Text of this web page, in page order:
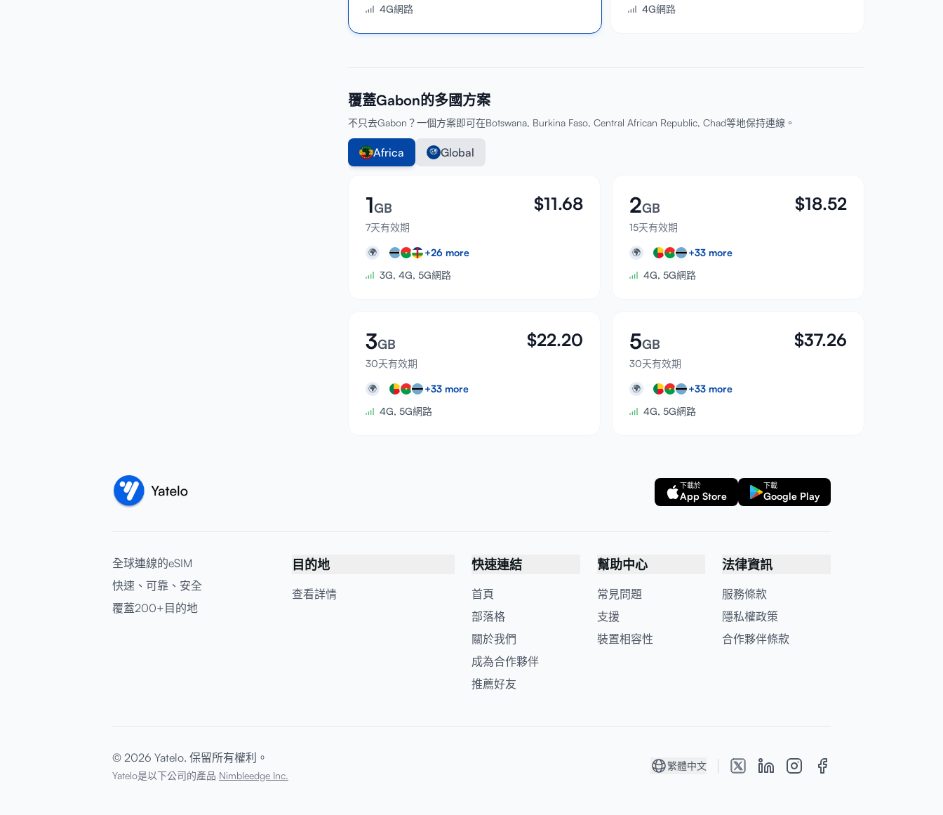
4G網路 4G網路
覆蓋Gabon的多國方案
不只去Gabon？一個方案即可在Botswana, Burkina Faso, Central African Republic, Chad等地保持連線。
Africa Global
1GB
7天有效期
$11.68
🌍 +26 more
3G, 4G, 5G網路
2GB
15天有效期
$18.52
🌍 +33 more
4G, 5G網路
3GB
30天有效期
$22.20
🌍 +33 more
4G, 5G網路
5GB
30天有效期
$37.26
🌍 +33 more
4G, 5G網路
下載於
App Store
下載
Google Play
全球連線的eSIM
快速、可靠、安全
覆蓋200+目的地
目的地
查看詳情
快速連結
首頁
部落格
關於我們
成為合作夥伴
推薦好友
幫助中心
常見問題
支援
裝置相容性
法律資訊
服務條款
隱私權政策
合作夥伴條款
© 2026 Yatelo. 保留所有權利。
Yatelo是以下公司的產品 Nimbleedge Inc.
繁體中文